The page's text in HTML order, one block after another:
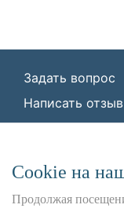
Задать вопрос
Написать отзыв
7736342535,
1227700443266,
Сookie на
Продолжая